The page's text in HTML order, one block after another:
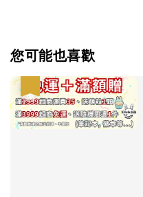
您可能也喜歡